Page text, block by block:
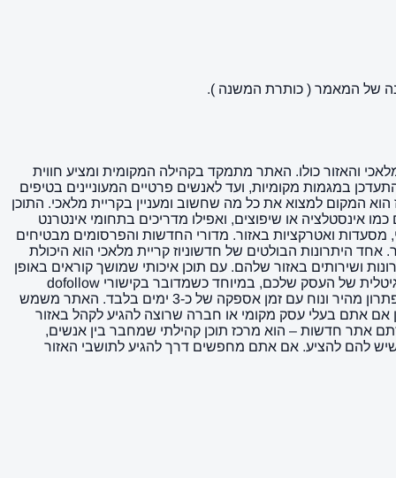
והאזור כולו. האתר מתמקד בקהילה המקומית ומציע חווית
במגמות מקומיות, ועד לאנשים פרטיים המעוניינים בטיפים
המקום למצוא את כל מה שחשוב ומעניין בקריית מלאכי. התוכן
אינסטלציה או שיפוצים, ואפילו מדריכים בתחומי אינטרנט
מסעדות ואטרקציות באזור. מדורי החדשות והפרסומים מבטיחים
היתרונות הבולטים של חדשוניוז קריית מלאכי הוא היכולת
ושירותים באזור שלהם. עם תוכן איכותי שמושך קוראים באופן
קבוע, האתר מהווה במה מצוינת לחשיפה של עסקים קטנים וגדולים כאחד. יתרה מכך, קישורים מהאתר יכולים לתרום לחיזוק הנוכחות הדיגיטלית של העסק שלכם, במיוחד כשמדובר בקישורי dofollow
שתומכים במאמצי קידום אורגני במנועי חיפוש. למפרסמים שמעוניינים להגיע לקהילה המקומית בצורה ישירה ואפקטיבית, חדשוניוז מציע פתרון מהיר ונוח עם זמן אספקה של כ-3 ימים בלבד. האתר משמש
אתם בעלי עסק מקומי או חברה שרוצה להגיע לקהל באזור
אתר חדשות – הוא מרכז תוכן קהילתי שמחבר בין אנשים,
שיש להם להציע. אם אתם מחפשים דרך להגיע לתושבי האזור